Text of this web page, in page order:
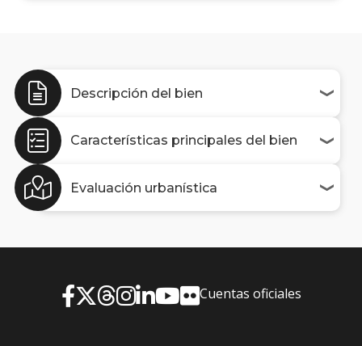
Descripción del bien
Características principales del bien
Evaluación urbanística
Cuentas oficiales